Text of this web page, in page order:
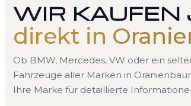
WIR KAUFEN
direkt in
Ob BMW, Mercedes, VW oder ein
Fahrzeuge aller Marken in
Ihre Marke für detaillierte